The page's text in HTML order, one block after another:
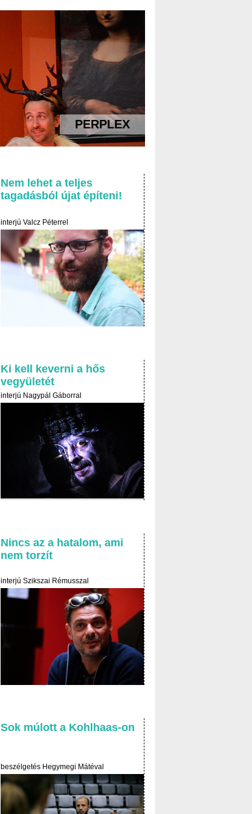
PERPLEX
Nem lehet a teljes
tagadásból újat építeni!
interjú Valcz Péterrel
Ki kell keverni a hős
vegyületét
interjú Nagypál Gáborral
Nincs az a hatalom, ami
nem torzít
interjú Szikszai Rémusszal
Sok múlott a Kohlhaas-on
beszélgetés Hegymegi Mátéval